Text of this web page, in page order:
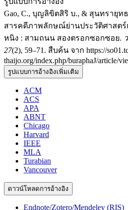
Gao, C., บุญลิขิตสิริ บ., & สุนทรายุท
สารคดีภาพลักษณ์ย่านประวัติศาสต
หนิง : สามถนน สองตรอกซอกซอย.
27(2), 59–71. สืบค้น จาก https://
thaijo.org/index.php/buraphaJ/article/
รูปแบบการอ้างอิงเพิ่มเติม
ACM
ACS
APA
ABNT
Chicago
Harvard
IEEE
MLA
Turabian
Vancouver
ดาวน์โหลดการอ้างอิง
Endnote/Zotero/Mendeley (RIS)